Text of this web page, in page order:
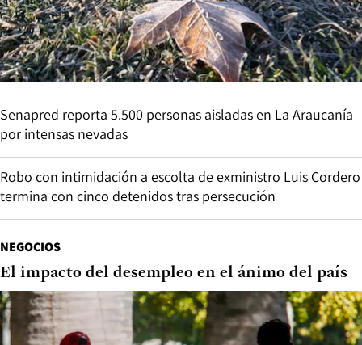
Senapred reporta 5.500 personas aisladas en La Araucanía
por intensas nevadas
Robo con intimidación a escolta de exministro Luis Cordero
termina con cinco detenidos tras persecución
NEGOCIOS
El impacto del desempleo en el ánimo del país